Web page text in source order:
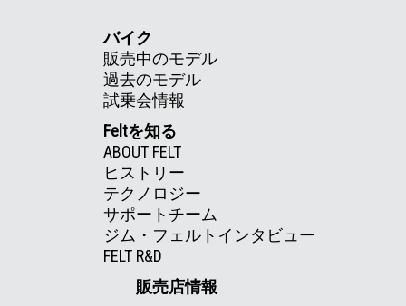
バイク
販売中のモデル
過去のモデル
試乗会情報
Feltを知る
ABOUT FELT
ヒストリー
テクノロジー
サポートチーム
ジム・フェルトインタビュー
FELT R&D
販売店情報